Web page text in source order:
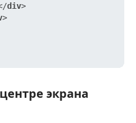
div>
>
экрана с
экрана